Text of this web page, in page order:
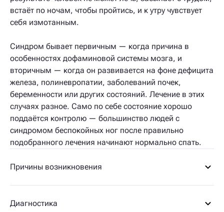
встаёт по ночам, чтобы пройтись, и к утру чувствует
себя измотанным.
Синдром бывает первичным — когда причина в
особенностях дофаминовой системы мозга, и
вторичным — когда он развивается на фоне дефицита
железа, полиневропатии, заболеваний почек,
беременности или других состояний. Лечение в этих
случаях разное. Само по себе состояние хорошо
поддаётся контролю — большинство людей с
синдромом беспокойных ног после правильно
подобранного лечения начинают нормально спать.
Причины возникновения
Диагностика